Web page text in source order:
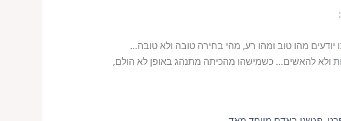
יודעים מהו טוב ומהו רע, מהי בחירה טובה ולא טובה…
ולא להאשים… כשמישהו מהכיתה מתנהג באופן לא הולם,